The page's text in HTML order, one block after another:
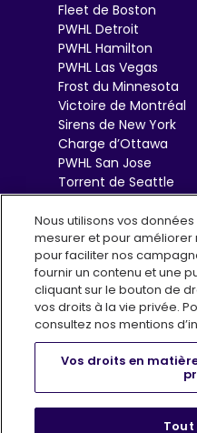
Fleet de Boston
PWHL Detroit
PWHL Hamilton
PWHL Las Vegas
Frost du Minnesota
Victoire de Montréal
Sirens de New York
Charge d’Ottawa
PWHL San Jose
Torrent de Seattle
Sceptres de Toronto
Goldeneyes de
Vancouver
Conditions
Infolettre (EN)
Nous utilisons vos
mesurer et pour améliorer
pour faciliter nos
fournir un contenu et une
cliquant sur le bouton de
vos droits à la vie privée.
consultez nos mentions
Vos droits en
Tout